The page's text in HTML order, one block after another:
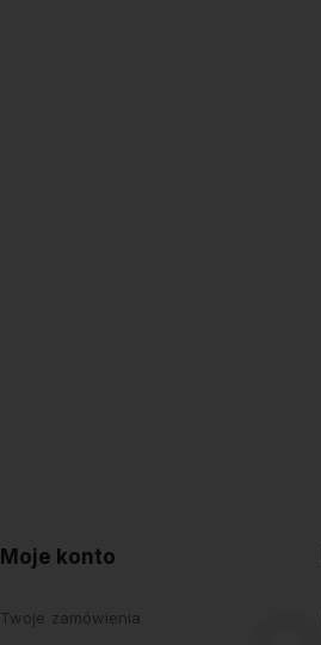
Moje konto
Twoje zamówienia